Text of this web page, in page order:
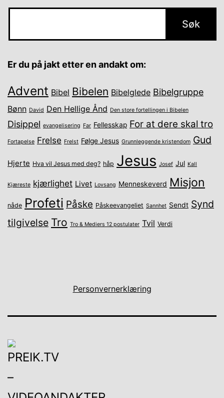
Er du på jakt etter en andakt om:
Advent Bibel Bibelen Bibelglede Bibelgruppe
Bønn David Den Hellige Ånd Den store fortellingen i Bibelen
Disippel evangelisering Far Fellesskap For at dere skal tro
Fortapelse Frelse Frelst Følge Jesus Grunnleggende kristendom Gud
Hjerte Hva vil Jesus med deg? håp Jesus Josef Jul Kall
Kjæreste kjærlighet Livet Lovsang Menneskeverd Misjon
nåde Profeti Påske Påskeevangeliet Sannhet Sendt Synd
tilgivelse Tro Tro & Mediers 12 postulater Tvil Verdi
Personvernerklæring